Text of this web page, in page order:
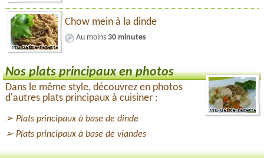
Chow mein à la dinde
Au moins 30 minutes
Nos plats principaux en photos
Dans le même style, découvrez en photos
d'autres plats principaux à cuisiner :
Plats principaux à base de dinde
Plats principaux à base de viandes